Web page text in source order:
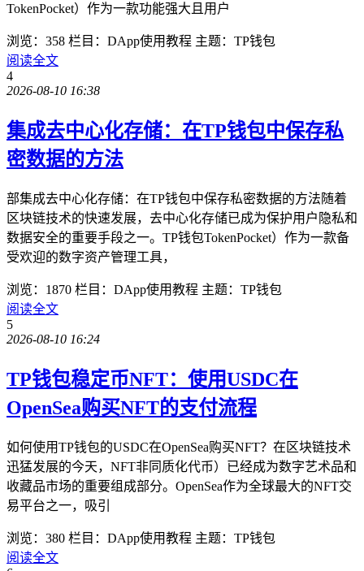
TokenPocket）作为一款功能强大且用户
浏览：358 栏目：DApp使用教程 主题：TP钱包
阅读全文
4
2026-08-10 16:38
集成去中心化存储：在TP钱包中保存私
密数据的方法
部集成去中心化存储：在TP钱包中保存私密数据的方法随着
区块链技术的快速发展，去中心化存储已成为保护用户隐私和
数据安全的重要手段之一。TP钱包TokenPocket）作为一款备
受欢迎的数字资产管理工具，
浏览：1870 栏目：DApp使用教程 主题：TP钱包
阅读全文
5
2026-08-10 16:24
TP钱包稳定币NFT：使用USDC在
OpenSea购买NFT的支付流程
如何使用TP钱包的USDC在OpenSea购买NFT？在区块链技术
迅猛发展的今天，NFT非同质化代币）已经成为数字艺术品和
收藏品市场的重要组成部分。OpenSea作为全球最大的NFT交
易平台之一，吸引
浏览：380 栏目：DApp使用教程 主题：TP钱包
阅读全文